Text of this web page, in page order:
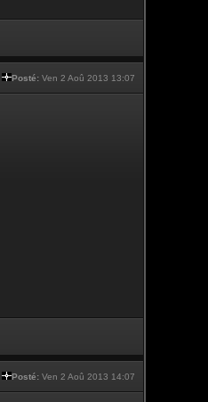
Posté: Ven 2 Aoû 2013 13:07
Posté: Ven 2 Aoû 2013 14:07